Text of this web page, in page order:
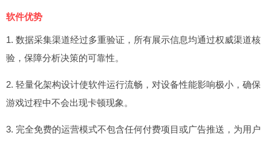
软件优势
1. 数据采集渠道经过多重验证，所有展示信息均通过权威渠道核
验，保障分析决策的可靠性。
2. 轻量化架构设计使软件运行流畅，对设备性能影响极小，确保
游戏过程中不会出现卡顿现象。
3. 完全免费的运营模式不包含任何付费项目或广告推送，为用户